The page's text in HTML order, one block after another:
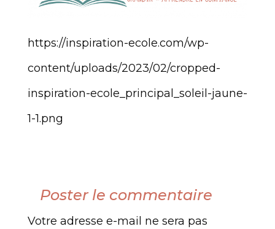
https://inspiration-ecole.com/wp-
content/uploads/2023/02/cropped-
inspiration-ecole_principal_soleil-jaune-
1-1.png
Poster le commentaire
Votre adresse e-mail ne sera pas